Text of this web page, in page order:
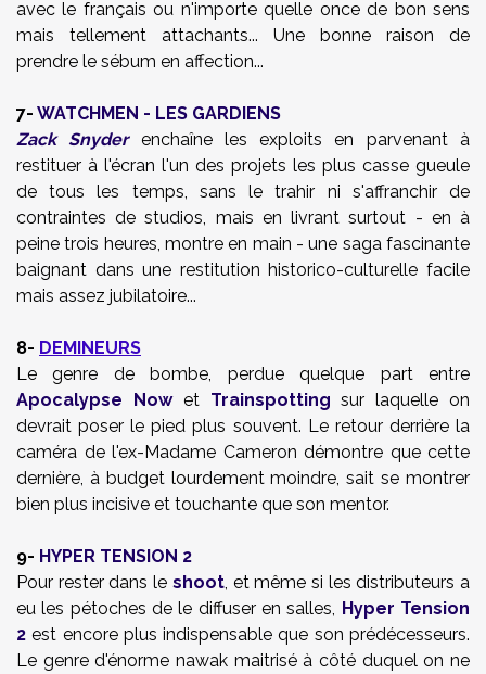
avec le français ou n'importe quelle once de bon sens
mais tellement attachants... Une bonne raison de
prendre le sébum en affection...
7- WATCHMEN - LES GARDIENS
Zack Snyderenchaîne les exploits en parvenant à
restituer à l'écran l'un des projets les plus casse gueule
de tous les temps, sans le trahir ni s'affranchir de
contraintes de studios, mais en livrant surtout - en à
peine trois heures, montre en main - une saga fascinante
baignant dans une restitution historico-culturelle facile
mais assez jubilatoire...
8- DEMINEURS
Le genre de bombe, perdue quelque part entre
Apocalypse Nowet Trainspotting sur laquelle on
devrait poser le pied plus souvent. Le retour derrière la
caméra de l'ex-Madame Cameron démontre que cette
dernière, à budget lourdement moindre, sait se montrer
bien plus incisive et touchante que son mentor.
9- HYPER TENSION 2
Pour rester dans le shoot, et même si les distributeurs a
eu les pétoches de le diffuser en salles, Hyper Tension
2 est encore plus indispensable que son prédécesseurs.
Le genre d'énorme nawak maitrisé à côté duquel on ne